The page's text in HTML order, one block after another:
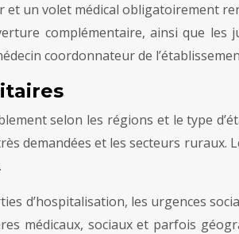
un volet médical obligatoirement
complémentaire, ainsi que
coordonnateur de
selon les régions et le type
demandées et les secteurs
d’hospitalisation, les urgences
médicaux, sociaux et parfois